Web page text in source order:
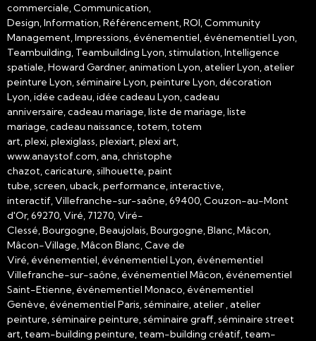
commerciale, Communication,
Design, Information, Référencement, ROI, Community
Management, Impressions, événementiel, événementiel Lyon,
Teambuilding, Teambuilding Lyon, stimulation, Intelligence
spatiale, Howard Gardner, animation Lyon, atelier Lyon, atelier
peinture Lyon, séminaire Lyon, peinture Lyon, décoration
Lyon, idée cadeau, idée cadeau Lyon, cadeau
anniversaire, cadeau mariage, liste de mariage, liste
mariage, cadeau naissance, totem, totem
art, plexi, plexiglass, plexiart, plexi art,
www.anaystof.com, ana, christophe
chazot, caricature, silhouette, paint
tube, screen, uback, performance, interactive,
interactif, Villefranche-sur-saône, 69400, Couzon-au-Mont
d'Or, 69270, Viré, 71270, Viré-
Clessé, Bourgogne, Beaujolais, Bourgogne, Blanc, Mâcon,
Mâcon-Village, Mâcon Blanc, Cave de
Viré, événementiel, événementiel Lyon, événementiel
Villefranche-sur-saône, événementiel Mâcon, événementiel
Saint-Etienne, événementiel Monaco, événementiel
Genève, événementiel Paris, séminaire, atelier , atelier
peinture, séminaire peinture, séminaire graff, séminaire street
art, team-building peinture, team-building créatif, team-